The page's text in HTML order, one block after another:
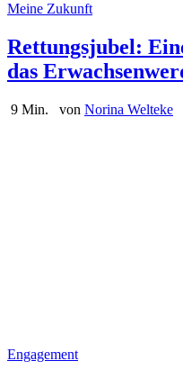
Meine Zukunft
Rettungsjubel:
das
9 Min. von Norina Welteke
Engagement